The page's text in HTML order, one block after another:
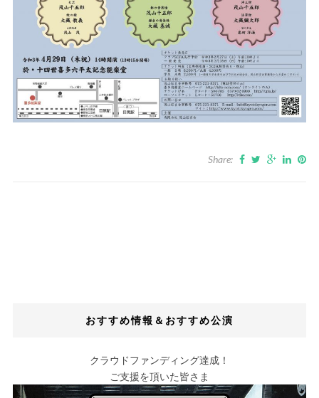
Share:
おすすめ情報＆おすすめ公演
クラウドファンディング達成！
ご支援を頂いた皆さま